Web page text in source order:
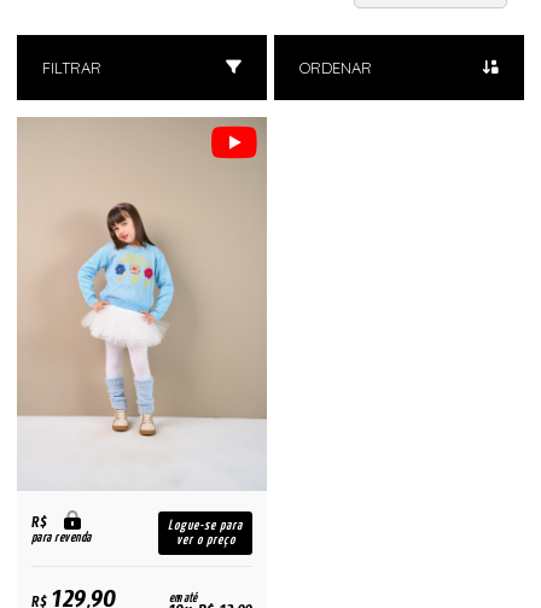
FILTRAR ORDENAR
R$
para revenda
Logue-se para
ver o preço
em até